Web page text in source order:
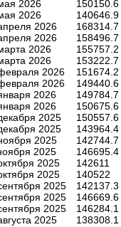
2026
150150.6
2026
140646.9
2026
168314.7
2026
158496.7
2026
155757.2
2026
153222.7
2026
151674.2
2026
149440.6
2026
149784.7
2026
150675.6
2025
150557.6
2025
143964.4
2025
142744.7
2025
146695.4
2025
142611
2025
140522
2025
142137.3
2025
146669.6
2025
146284.1
2025
138308.1